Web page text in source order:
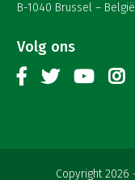
B-1040 Brussel – België
Volg ons
Copyright 2026